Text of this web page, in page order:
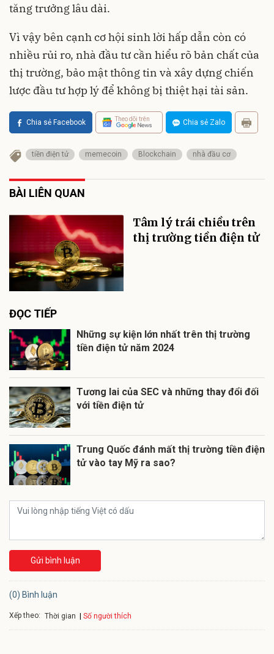
tăng trưởng lâu dài.
Vì vậy bên cạnh cơ hội sinh lời hấp dẫn còn có
nhiều rủi ro, nhà đầu tư cần hiểu rõ bản chất của
thị trường, bảo mật thông tin và xây dựng chiến
lược đầu tư hợp lý để không bị thiệt hại tài sản.
Chia sẻ Facebook Theo dõi trên Chia sẻ Zalo
tiền điện tử memecoin Blockchain nhà đầu cơ
BÀI LIÊN QUAN
Tâm lý trái chiều trên
thị trường tiền điện tử
ĐỌC TIẾP
Những sự kiện lớn nhất trên thị trường
tiền điện tử năm 2024
Tương lai của SEC và những thay đổi đối
với tiền điện tử
Trung Quốc đánh mất thị trường tiền điện
tử vào tay Mỹ ra sao?
Gửi bình luận
(0) Bình luận
Xếp theo: Thời gian Số người thích